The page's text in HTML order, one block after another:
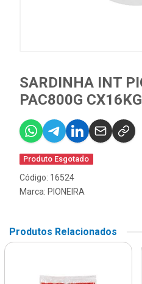
SARDINHA INT
PAC800G CX16KG
Produto Esgotado
Código: 16524
Marca: PIONEIRA
Produtos Relacionados